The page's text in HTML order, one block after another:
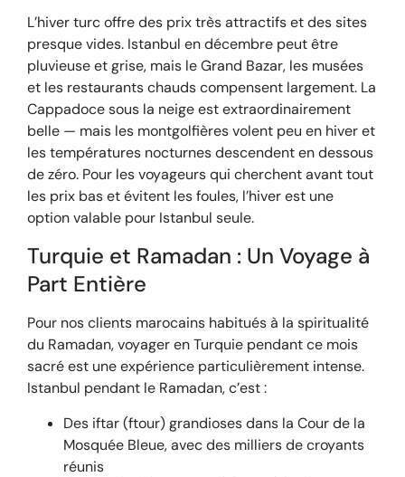
L’hiver turc offre des prix très attractifs et des sites
presque vides. Istanbul en décembre peut être
pluvieuse et grise, mais le Grand Bazar, les musées
et les restaurants chauds compensent largement. La
Cappadoce sous la neige est extraordinairement
belle — mais les montgolfières volent peu en hiver et
les températures nocturnes descendent en dessous
de zéro. Pour les voyageurs qui cherchent avant tout
les prix bas et évitent les foules, l’hiver est une
option valable pour Istanbul seule.
Turquie et Ramadan : Un Voyage à
Part Entière
Pour nos clients marocains habitués à la spiritualité
du Ramadan, voyager en Turquie pendant ce mois
sacré est une expérience particulièrement intense.
Istanbul pendant le Ramadan, c’est :
Des iftar (ftour) grandioses dans la Cour de la
Mosquée Bleue, avec des milliers de croyants
réunis